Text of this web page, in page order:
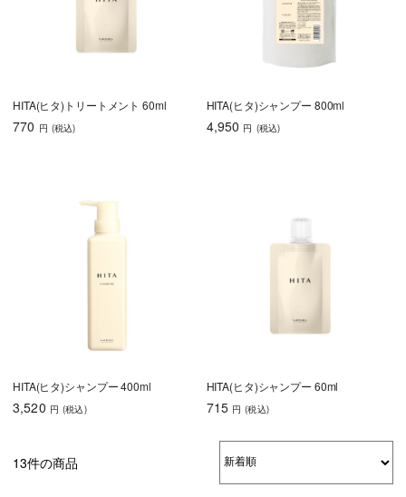
HITA(ヒタ)トリートメント 60ml
770 円 (税込)
HITA(ヒタ)シャンプー 800ml
4,950 円 (税込)
HITA(ヒタ)シャンプー 400ml
3,520 円 (税込)
HITA(ヒタ)シャンプー 60ml
715 円 (税込)
13件の商品